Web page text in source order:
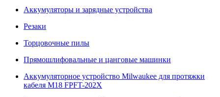
Аккумуляторы и зарядные устройства
Резаки
Торцовочные пилы
Прямошлифовальные и цанговые машинки
Аккумуляторное устройство Milwaukee для протяжки
кабеля M18 FPFT-202X